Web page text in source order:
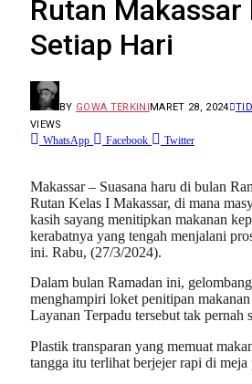
Rutan Makassar
Setiap Hari
BY GOWA TERKINIMARET 28, 2024
VIEWS
WhatsApp Facebook Twitter
Makassar – Suasana haru di bulan
Rutan Kelas I Makassar, di mana
kasih sayang menitipkan makanan
kerabatnya yang tengah menjalani
ini. Rabu, (27/3/2024).
Dalam bulan Ramadan ini,
menghampiri loket penitipan
Layanan Terpadu tersebut tak pernah
Plastik transparan yang memuat
tangga itu terlihat berjejer rapi di meja